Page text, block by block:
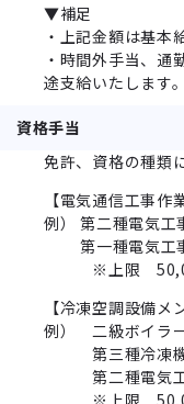
▼補足
・上記金額は基本
・時間外手当、通
途支給いたします。
資格手当
免許、資格の種類
【電気通信工事作
例） 第二種電気
第一種電気工
※上限
【冷凍空調設備メ
例） 二級ボイラ
第三種冷凍機
第二種電
※上限